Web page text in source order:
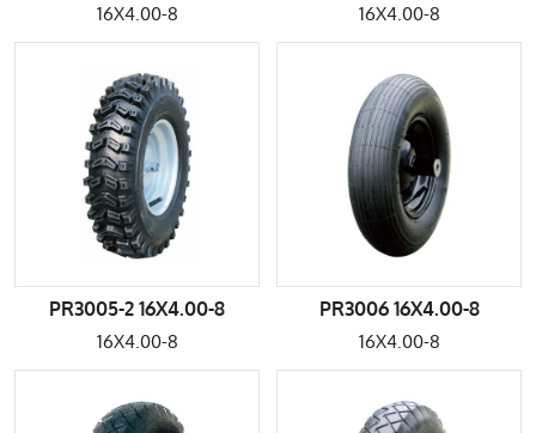
16X4.00-8
16X4.00-8
PR3005-2 16X4.00-8
16X4.00-8
PR3006 16X4.00-8
16X4.00-8